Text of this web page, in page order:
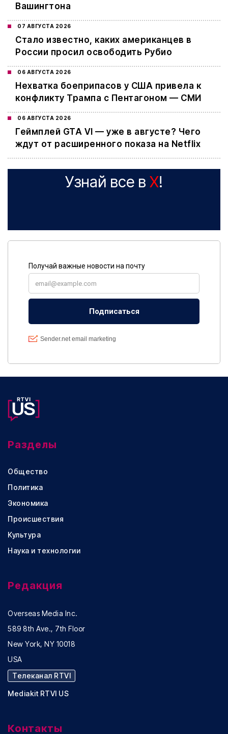
Вашингтона
07 АВГУСТА 2026
Стало известно, каких американцев в
России просил освободить Рубио
06 АВГУСТА 2026
Нехватка боеприпасов у США привела к
конфликту Трампа с Пентагоном — СМИ
06 АВГУСТА 2026
Геймплей GTA VI — уже в августе? Чего
ждут от расширенного показа на Netflix
Узнай все в X!
Разделы
Общество
Политика
Экономика
Происшествия
Культура
Наука и технологии
Редакция
Overseas Media Inc.
589 8th Ave., 7th Floor
New York, NY 10018
USA
Телеканал RTVI
Mediakit RTVI US
Контакты